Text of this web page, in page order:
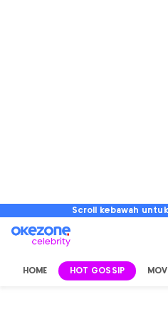
Scroll kebawah
HOME HOT GOSSIP